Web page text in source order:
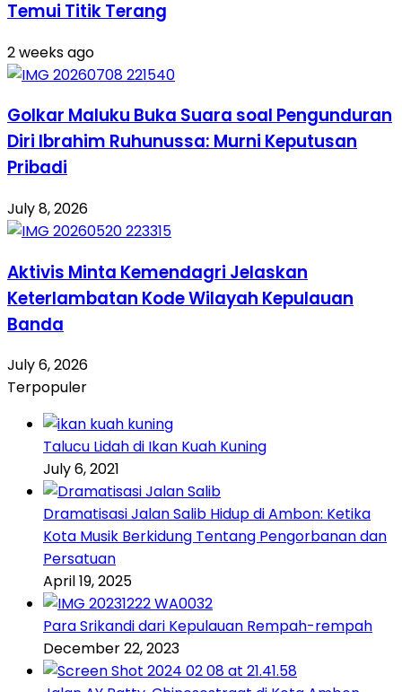
Temui Titik Terang
2 weeks ago
Golkar Maluku Buka Suara soal Pengunduran
Diri Ibrahim Ruhunussa: Murni Keputusan
Pribadi
July 8, 2026
Aktivis Minta Kemendagri Jelaskan
Keterlambatan Kode Wilayah Kepulauan
Banda
July 6, 2026
Terpopuler
Talucu Lidah di Ikan Kuah Kuning
July 6, 2021
Dramatisasi Jalan Salib Hidup di Ambon: Ketika
Kota Musik Berkidung Tentang Pengorbanan dan
Persatuan
April 19, 2025
Para Srikandi dari Kepulauan Rempah-rempah
December 22, 2023